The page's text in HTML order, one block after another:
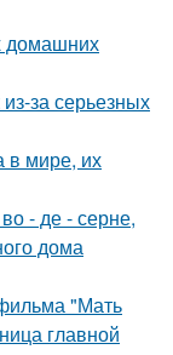
домашних
за серьезных
в мире, их
- де - серне,
дома
"Мать
главной